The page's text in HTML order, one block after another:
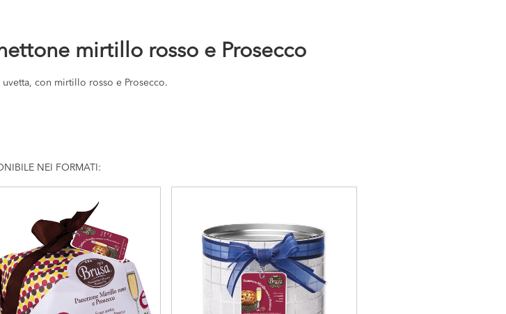
mirtillo rosso e Prosecco
uvetta, con mirtillo rosso e Prosecco.
NEI FORMATI: